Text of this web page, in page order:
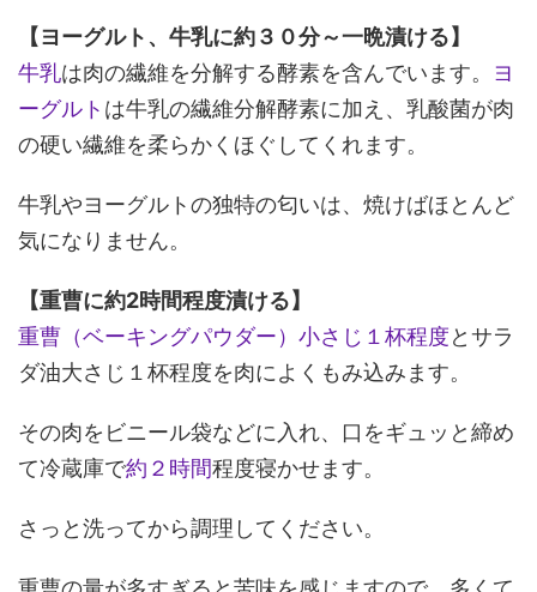
【ヨーグルト、牛乳に約３０分～一晩漬ける】
牛乳は肉の繊維を分解する酵素を含んでいます。 ヨ
ーグルト は牛乳の繊維分解酵素に加え、乳酸菌が肉
の硬い繊維を柔らかくほぐしてくれます。
牛乳やヨーグルトの独特の匂いは、焼けばほとんど
気になりません。
【重曹に約2時間程度漬ける】
重曹（ベーキングパウダー）小さじ１杯程度とサラ
ダ油大さじ１杯程度を肉によくもみ込みます。
その肉をビニール袋などに入れ、口をギュッと締め
て冷蔵庫で約２時間程度寝かせます。
さっと洗ってから調理してください。